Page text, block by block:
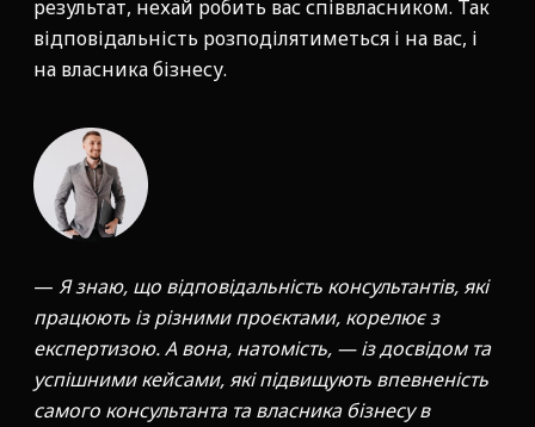
результат, нехай робить вас співвласником. Так
відповідальність розподілятиметься і на вас, і
на власника бізнесу.
— Я знаю, що відповідальність консультантів, які
працюють із різними проєктами, корелює з
експертизою. А вона, натомість, — із досвідом та
успішними кейсами, які підвищують впевненість
самого консультанта та власника бізнесу в